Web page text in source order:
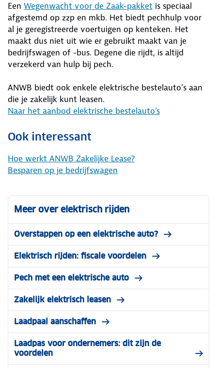
Een Wegenwacht voor de Zaak-pakket is speciaal
afgestemd op zzp en mkb. Het biedt pechhulp voor
al je geregistreerde voertuigen op kenteken. Het
maakt dus niet uit wie er gebruikt maakt van je
bedrijfswagen of -bus. Degene die rijdt, is altijd
verzekerd van hulp bij pech.
ANWB biedt ook enkele elektrische bestelauto’s aan
die je zakelijk kunt leasen.
Naar het aanbod elektrische bestelauto's
Ook interessant
Hoe werkt ANWB Zakelijke Lease?
Besparen op je bedrijfswagen
Meer over elektrisch rijden
Overstappen op een elektrische auto?
Elektrisch rijden: fiscale voordelen
Pech met een elektrische auto
Zakelijk elektrisch leasen
Laadpaal aanschaffen
Laadpas voor ondernemers: dit zijn de
voordelen